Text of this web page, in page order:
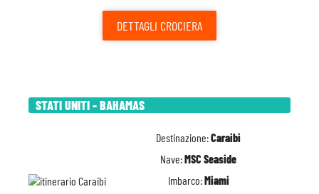
DETTAGLI CROCIERA
STATI UNITI - BAHAMAS
Destinazione:Caraibi
Nave:MSC Seaside
Imbarco:Miami